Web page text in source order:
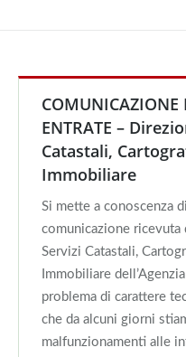
COMUNICAZIONE
ENTRATE –
Catastali,
Immobiliare
Si mette a conoscenza
comunicazione ricevuta
Servizi Catastali,
Immobiliare
problema di carattere
che da alcuni giorni
malfunzionamenti alle